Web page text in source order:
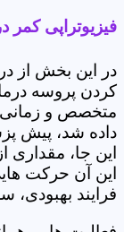
فیزیوتراپی کمر
در این بخش از
کردن پروسه
متخصص و زمانی
داده شد، پیش
این جا، مقداری
این آن حرکت
فرایند